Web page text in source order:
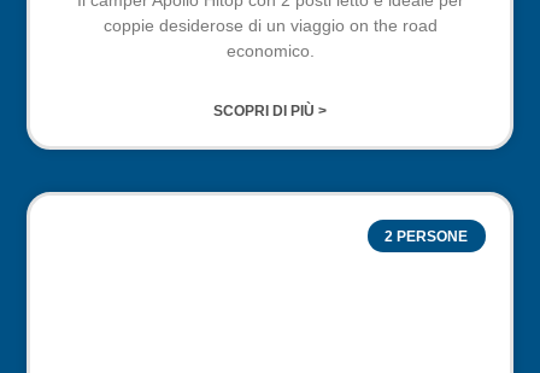
coppie desiderose di un viaggio on the road
economico.
SCOPRI DI PIÙ >
2 PERSONE